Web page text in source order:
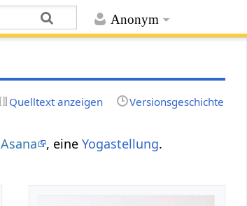
Anonym
Quelltext anzeigen Versionsgeschichte
Asana , eineYogastellung.